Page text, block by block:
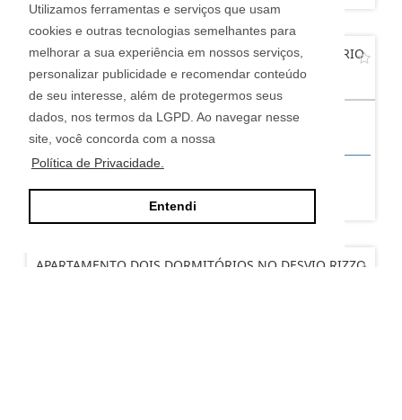
Utilizamos ferramentas e serviços que usam
cookies e outras tecnologias semelhantes para
melhorar a sua experiência em nossos serviços,
personalizar publicidade e recomendar conteúdo
de seu interesse, além de protegermos seus
dados, nos termos da LGPD. Ao navegar nesse
site, você concorda com a nossa
Política de Privacidade.
Entendi
APARTAMENTO HORIZONTAL, MOBILIADO BAIRRO RIO
BRANC
Rio Branco - Caxias do Sul
2 2 1
R$ 760.000,00
APARTAMENTO DOIS DORMITÓRIOS NO DESVIO RIZZO